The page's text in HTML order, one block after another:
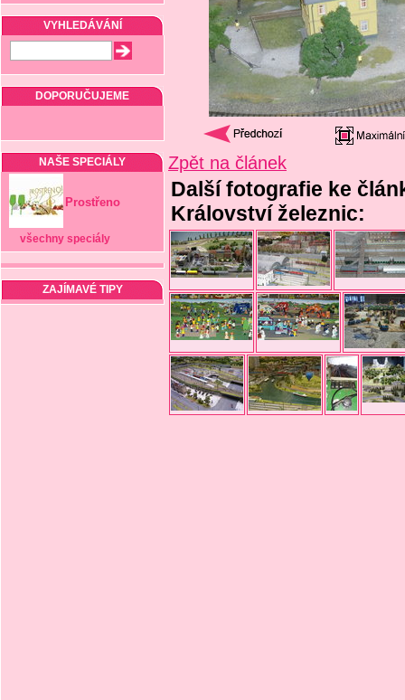
VYHLEDÁVÁNÍ
DOPORUČUJEME
NAŠE SPECIÁLY
Prostřeno
všechny speciály
ZAJÍMAVÉ TIPY
Zpět na článek
Další fotografie ke
Království železnic: